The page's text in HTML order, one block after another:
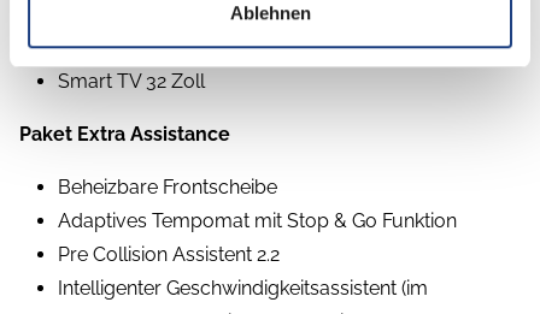
Ablehnen
TV Halterung
Smart TV 32 Zoll
Paket Extra Assistance
Beheizbare Frontscheibe
Adaptives Tempomat mit Stop & Go Funktion
Pre Collision Assistent 2.2
Intelligenter Geschwindigkeitsassistent (im